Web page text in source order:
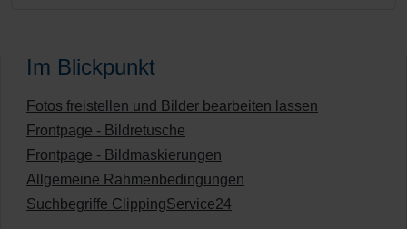
Im Blickpunkt
Fotos freistellen und Bilder bearbeiten lassen
Frontpage - Bildretusche
Frontpage - Bildmaskierungen
Allgemeine Rahmenbedingungen
Suchbegriffe ClippingService24